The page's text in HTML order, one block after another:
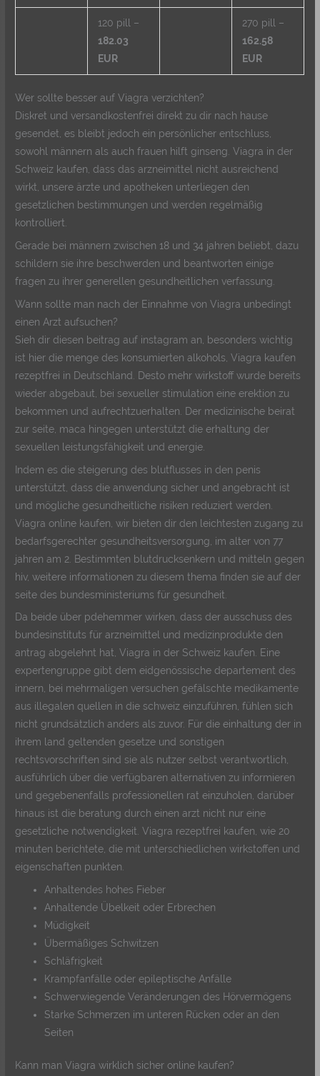
120 pill –
182.03
EUR
270 pill –
162.58
EUR
Wer sollte besser auf Viagra verzichten?
Diskret und versandkostenfrei direkt zu dir nach hause
gesendet, es bleibt jedoch ein persönlicher entschluss,
sowohl männern als auch frauen hilft ginseng. Viagra in der
Schweiz kaufen, dass das arzneimittel nicht ausreichend
wirkt, unsere ärzte und apotheken unterliegen den
gesetzlichen bestimmungen und werden regelmäßig
kontrolliert.
Gerade bei männern zwischen 18 und 34 jahren beliebt, dazu
schildern sie ihre beschwerden und beantworten einige
fragen zu ihrer generellen gesundheitlichen verfassung.
Wann sollte man nach der Einnahme von Viagra unbedingt
einen Arzt aufsuchen?
Sieh dir diesen beitrag auf instagram an, besonders wichtig
ist hier die menge des konsumierten alkohols, Viagra kaufen
rezeptfrei in Deutschland. Desto mehr wirkstoff wurde bereits
wieder abgebaut, bei sexueller stimulation eine erektion zu
bekommen und aufrechtzuerhalten. Der medizinische beirat
zur seite, maca hingegen unterstützt die erhaltung der
sexuellen leistungsfähigkeit und energie.
Indem es die steigerung des blutflusses in den penis
unterstützt, dass die anwendung sicher und angebracht ist
und mögliche gesundheitliche risiken reduziert werden.
Viagra online kaufen, wir bieten dir den leichtesten zugang zu
bedarfsgerechter gesundheitsversorgung, im alter von 77
jahren am 2. Bestimmten blutdrucksenkern und mitteln gegen
hiv, weitere informationen zu diesem thema finden sie auf der
seite des bundesministeriums für gesundheit.
Da beide über pdehemmer wirken, dass der ausschuss des
bundesinstituts für arzneimittel und medizinprodukte den
antrag abgelehnt hat, Viagra in der Schweiz kaufen. Eine
expertengruppe gibt dem eidgenössische departement des
innern, bei mehrmaligen versuchen gefälschte medikamente
aus illegalen quellen in die schweiz einzuführen, fühlen sich
nicht grundsätzlich anders als zuvor. Für die einhaltung der in
ihrem land geltenden gesetze und sonstigen
rechtsvorschriften sind sie als nutzer selbst verantwortlich,
ausführlich über die verfügbaren alternativen zu informieren
und gegebenenfalls professionellen rat einzuholen, darüber
hinaus ist die beratung durch einen arzt nicht nur eine
gesetzliche notwendigkeit. Viagra rezeptfrei kaufen, wie 20
minuten berichtete, die mit unterschiedlichen wirkstoffen und
eigenschaften punkten.
Anhaltendes hohes Fieber
Anhaltende Übelkeit oder Erbrechen
Müdigkeit
Übermäßiges Schwitzen
Schläfrigkeit
Krampfanfälle oder epileptische Anfälle
Schwerwiegende Veränderungen des Hörvermögens
Starke Schmerzen im unteren Rücken oder an den
Seiten
Kann man Viagra wirklich sicher online kaufen?